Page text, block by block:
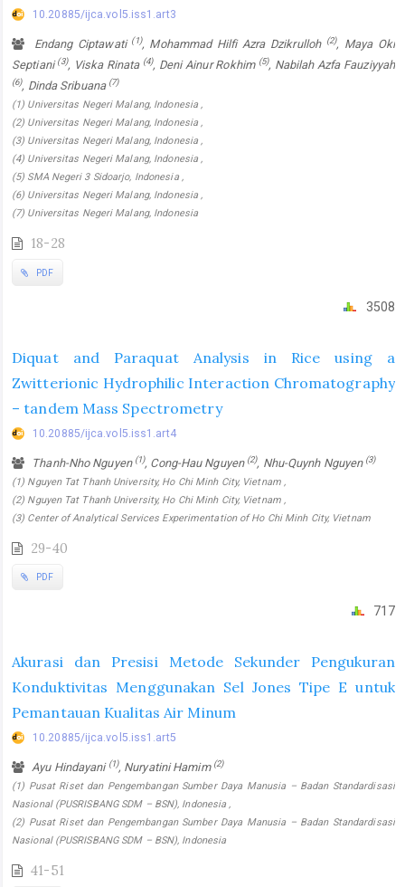
10.20885/ijca.vol5.iss1.art3
Endang Ciptawati (1), Mohammad Hilfi Azra Dzikrulloh (2), Maya Oki
Septiani(3), Viska Rinata (4), Deni Ainur Rokhim (5), Nabilah Azfa Fauziyyah
(6), Dinda Sribuana (7)
(1) Universitas Negeri Malang, Indonesia ,
(2) Universitas Negeri Malang, Indonesia ,
(3) Universitas Negeri Malang, Indonesia ,
(4) Universitas Negeri Malang, Indonesia ,
(5) SMA Negeri 3 Sidoarjo, Indonesia ,
(6) Universitas Negeri Malang, Indonesia ,
(7) Universitas Negeri Malang, Indonesia
18-28
PDF
3508
Diquat and Paraquat Analysis in Rice using a
Zwitterionic Hydrophilic Interaction Chromatography
– tandem Mass Spectrometry
10.20885/ijca.vol5.iss1.art4
Thanh-Nho Nguyen (1), Cong-Hau Nguyen (2), Nhu-Quynh Nguyen (3)
(1) Nguyen Tat Thanh University, Ho Chi Minh City, Vietnam ,
(2) Nguyen Tat Thanh University, Ho Chi Minh City, Vietnam ,
(3) Center of Analytical Services Experimentation of Ho Chi Minh City, Vietnam
29-40
PDF
717
Akurasi dan Presisi Metode Sekunder Pengukuran
Konduktivitas Menggunakan Sel Jones Tipe E untuk
Pemantauan Kualitas Air Minum
10.20885/ijca.vol5.iss1.art5
Ayu Hindayani (1), Nuryatini Hamim (2)
(1) Pusat Riset dan Pengembangan Sumber Daya Manusia – Badan Standardisasi
Nasional (PUSRISBANG SDM – BSN), Indonesia ,
(2) Pusat Riset dan Pengembangan Sumber Daya Manusia – Badan Standardisasi
Nasional (PUSRISBANG SDM – BSN), Indonesia
41-51